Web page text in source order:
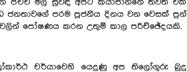
පිච්ච මල් සුවඳ අපට කියාපාන්නේ තවත් එක්
පරම පූජනීය දිනය වන වෙසක් පුන්
පෝෂණය කරන උතුම් කාල පරිච්ඡේදයකි.
චර්යාවෙහි යෙදුණු අප තිලෝගුරු බුදු